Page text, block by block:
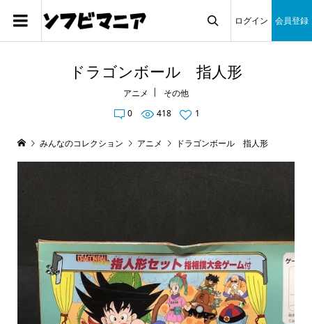
ログイン 会員登録
ドラゴンボール 指人形
アニメ
その他
0
418 1
みんなのコレクション アニメ ドラゴンボール 指人形